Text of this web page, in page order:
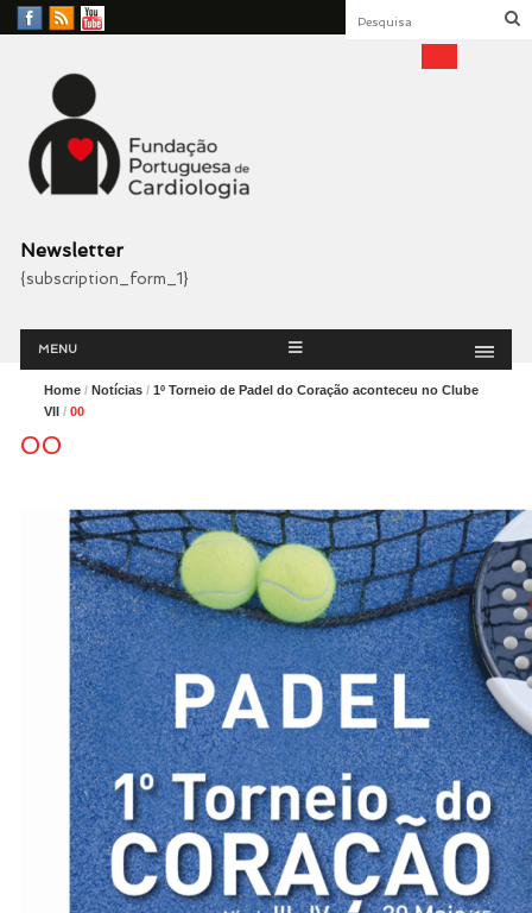
Facebook
RSS
YouTube
Fundação Portuguesa
Cardiologia
Newsletter
{subscription_form_1}
Menu
MENU
Home/ Notícias/ 1º Torneio de Padel do Coração aconteceu no Clube
VII/ 00
00